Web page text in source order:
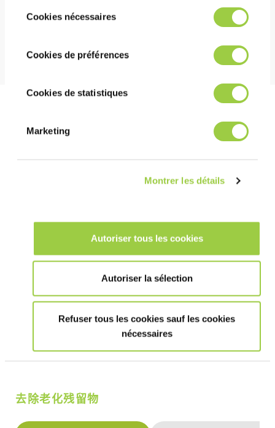
refuser ou de les paramétrer.​ Pas de
panique, vous pourrez également modifier à
tout moment vos choix dans l'onglet Gérer
les cookies.​ ​ ​
duCookies nécessaires
Cookies de préférences
Cookies de statistiques
Marketing
Montrer les détails
Autoriser tous les cookies
Autoriser la sélection
Refuser tous les cookies sauf les cookies
nécessaires
不燃，不会在洗槽中引起放热反应
PROMOCLEAN DISPER 22
浓度: 1-5 %（去离子水稀释）
时间: 5-10 分钟
清洗
去离子水 或 自来水
超声波：否
漂洗
去除老化残留物